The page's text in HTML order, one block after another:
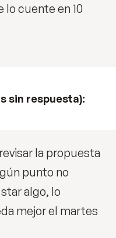
lo cuente en 10
sin respuesta):
la propuesta
punto no
algo, lo
mejor el martes